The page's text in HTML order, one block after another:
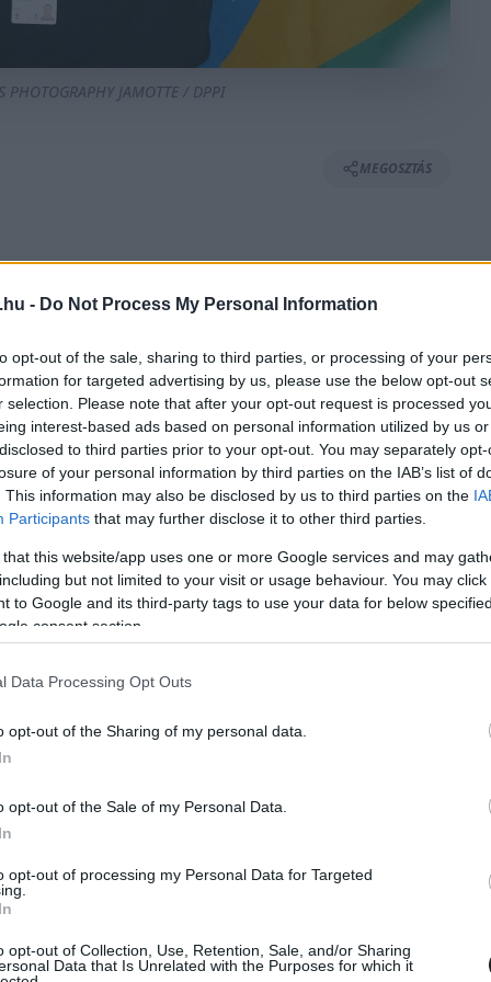
- Do Not Process My Personal Information
opt-out of the sale, sharing to third parties, or processing of your
for targeted advertising by us, please use the below opt-out
selection. Please note that after your opt-out request is processed
interest-based ads based on personal information utilized by us
to third parties prior to your opt-out. You may separately
of your personal information by third parties on the IAB’s list of
This information may also be disclosed by us to third parties on the
Participants that may further disclose it to other third parties.
that this website/app uses one or more Google services and may
but not limited to your visit or usage behaviour. You may
to Google and its third-party tags to use your data for below
consent section.
Data Processing Opt Outs
opt-out of the Sharing of my personal data.
opt-out of the Sale of my Personal Data.
opt-out of processing my Personal Data for Targeted
opt-out of Collection, Use, Retention, Sale, and/or Sharing
Data that Is Unrelated with the Purposes for which it
PHOTOGRAPHY JAMOTTE / DPPI
MEGOSZTÁS
Nagydíjat, amelynek apropóján
A gyorsaságimotoros-világbajnokság
jutott a királykategóriában.
hiszen az itt található Autódromo
a pénteken induló Brazil Nagydíjnak. A
után tér vissza a gyorsaságimotoros-
itt versenyt, bár ekkor a fordulót Riói
került sor utoljára. A helyiek legnagyobb
Diogo Moreira személyében, ami nem kis
elmaradnak az autósportos
vb-címévelaz első brazil lett, akit
újonc, hanem Alex Barros tekinthető
(és aki egyébként Moreira pályafutását is
tekintettünk vissza.
a visszatérő helyszínen? – hétvégi